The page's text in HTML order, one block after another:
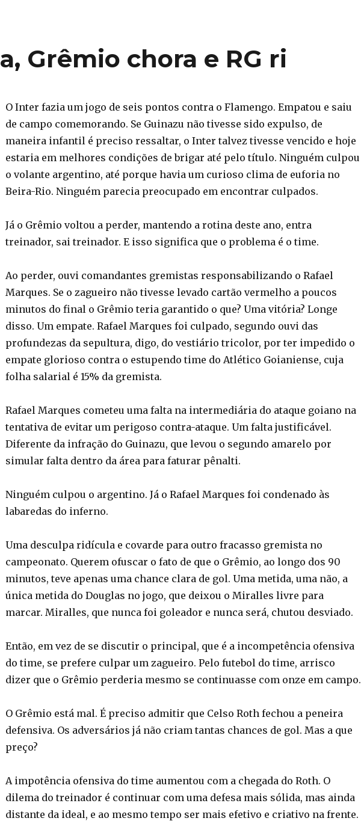
Grêmio chora e RG ri
O Inter fazia um jogo de seis pontos contra o Flamengo. Empatou e saiu
de campo comemorando. Se Guinazu não tivesse sido expulso, de
maneira infantil é preciso ressaltar, o Inter talvez tivesse vencido e hoje
estaria em melhores condições de brigar até pelo título. Ninguém culpou
o volante argentino, até porque havia um curioso clima de euforia no
Beira-Rio. Ninguém parecia preocupado em encontrar culpados.
Já o Grêmio voltou a perder, mantendo a rotina deste ano, entra
treinador, sai treinador. E isso significa que o problema é o time.
Ao perder, ouvi comandantes gremistas responsabilizando o Rafael
Marques. Se o zagueiro não tivesse levado cartão vermelho a poucos
minutos do final o Grêmio teria garantido o que? Uma vitória? Longe
disso. Um empate. Rafael Marques foi culpado, segundo ouvi das
profundezas da sepultura, digo, do vestiário tricolor, por ter impedido o
empate glorioso contra o estupendo time do Atlético Goianiense, cuja
folha salarial é 15% da gremista.
Rafael Marques cometeu uma falta na intermediária do ataque goiano na
tentativa de evitar um perigoso contra-ataque. Um falta justificável.
Diferente da infração do Guinazu, que levou o segundo amarelo por
simular falta dentro da área para faturar pênalti.
Ninguém culpou o argentino. Já o Rafael Marques foi condenado às
labaredas do inferno.
Uma desculpa ridícula e covarde para outro fracasso gremista no
campeonato. Querem ofuscar o fato de que o Grêmio, ao longo dos 90
minutos, teve apenas uma chance clara de gol. Uma metida, uma não, a
única metida do Douglas no jogo, que deixou o Miralles livre para
marcar. Miralles, que nunca foi goleador e nunca será, chutou desviado.
Então, em vez de se discutir o principal, que é a incompetência ofensiva
do time, se prefere culpar um zagueiro. Pelo futebol do time, arrisco
dizer que o Grêmio perderia mesmo se continuasse com onze em campo.
O Grêmio está mal. É preciso admitir que Celso Roth fechou a peneira
defensiva. Os adversários já não criam tantas chances de gol. Mas a que
preço?
A impotência ofensiva do time aumentou com a chegada do Roth. O
dilema do treinador é continuar com uma defesa mais sólida, mas ainda
distante da ideal, e ao mesmo tempo ser mais efetivo e criativo na frente.